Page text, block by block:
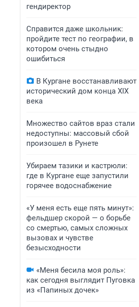
гендиректор
Справится даже школьник:
пройдите тест по географии, в
котором очень стыдно
ошибиться
В Кургане восстанавливают
исторический дом конца XIX
века
Множество сайтов враз стали
недоступны: массовый сбой
произошел в Рунете
Убираем тазики и кастрюли:
где в Кургане еще запустили
горячее водоснабжение
«У меня есть еще пять минут»:
фельдшер скорой — о борьбе
со смертью, самых сложных
вызовах и чувстве
безысходности
«Меня бесила моя роль»:
как сегодня выглядит Пуговка
из «Папиных дочек»